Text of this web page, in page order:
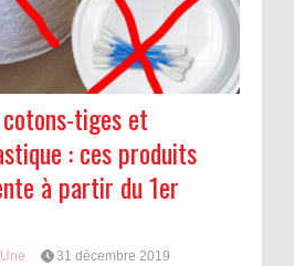
tiges et
: ces produits
à partir du 1er
Une 31 décembre 2019